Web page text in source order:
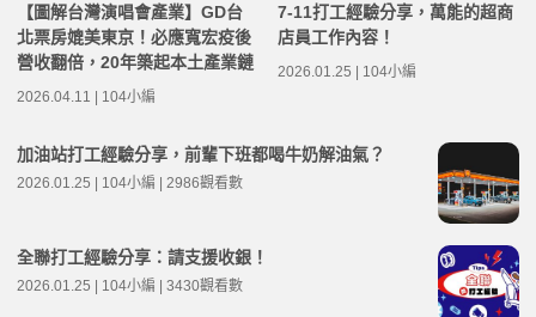
【圖解台灣演唱會產業】GD台
北票房媲美東京！必應寬宏疫後
營收翻倍，20年築起本土產業鏈
2026.04.11 | 104小編
7-11打工經驗分享，萬能的超商
店員工作內容！
2026.01.25 | 104小編
加油站打工經驗分享，前輩下班都喝牛奶解油氣？
2026.01.25 | 104小編 | 2986觀看數
全聯打工經驗分享：請支援收銀！
2026.01.25 | 104小編 | 3430觀看數